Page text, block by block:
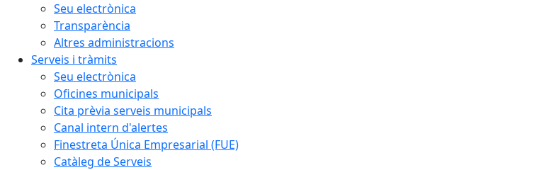
Seu electrònica
Transparència
Altres administracions
Serveis i tràmits
Seu electrònica
Oficines municipals
Cita prèvia serveis municipals
Canal intern d'alertes
Finestreta Única Empresarial (FUE)
Catàleg de Serveis